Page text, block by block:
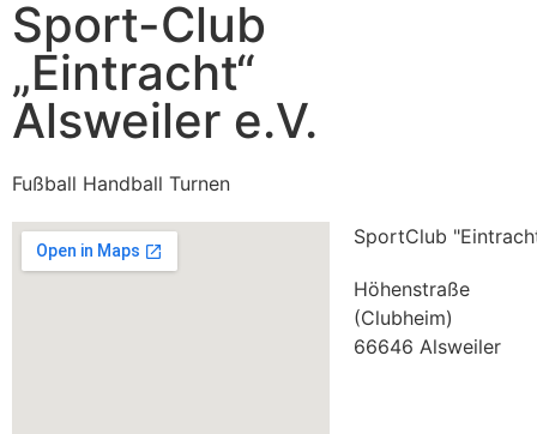
Sport-Club
„Eintracht“
Alsweiler e.V.
Fußball Handball Turnen
SportClub
Höhenstraße
(Clubheim)
66646 Alsweiler